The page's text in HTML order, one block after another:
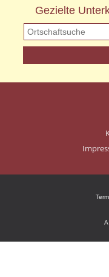
Gezielte